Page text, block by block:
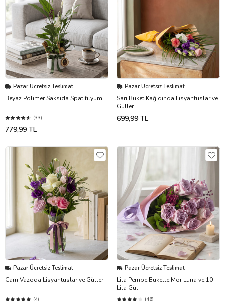
Pazar Ücretsiz Teslimat
Beyaz Polimer Saksıda Spatifilyum
(33)
779,99 TL
Pazar Ücretsiz Teslimat
Sarı Buket Kağıdında Lisyantuslar ve
Güller
699,99 TL
Pazar Ücretsiz Teslimat
Cam Vazoda Lisyantuslar ve Güller
Pazar Ücretsiz Teslimat
Lila Pembe Bukette Mor Luna ve 10
Lila Gül